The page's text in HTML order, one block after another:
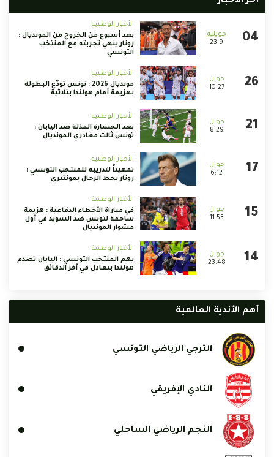
23:9
الأخبار الوطنية
بعد أسبوع من الخروج من المونديال :
رونار ينهي تجربته مع المنتخب
التونسي
10:27
الأخبار الوطنية
مونديال 2026 : تونس تودّع البطولة
بهزيمة أمام هولندا بثلاثية
8:29
الأخبار الوطنية
بعد الخسارة المذلة ضد اليابان :
تونس ثالث مغادري المونديال
6:12
الأخبار الوطنية
تمهيداً لتدريبه للمنتخب التونسي :
رونار يحط الرحال بمونتيري
11:53
الأخبار الوطنية
في مباراة الأخطاء الدفاعية : هزيمة
ساحقة لتونس ضد السويد في أول
مشوار المونديال
23:48
الأخبار الوطنية
يهم المنتخب التونسي : اليابان تصدم
هولندا بتعادل في آخر الدقائق
أهم الأندية العالمية
الترجي الرياضي التونسي
النادي الإفريقي
النجم الرياضي الساحلي